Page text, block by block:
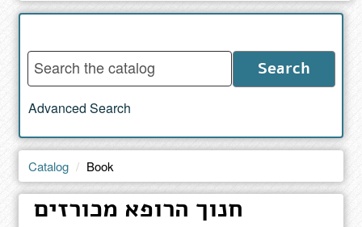
Enter
words
to
search
catalog
Search
Advanced Search
Catalog Book
חנוך הרופא מכורזים